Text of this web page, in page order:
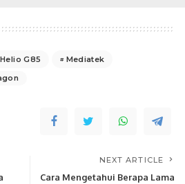
Helio G85
Mediatek
NEXT ARTICLE
Cara Mengetahui Berapa Lama